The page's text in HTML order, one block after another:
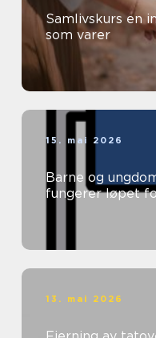
Samlivskurs en investering i forholdet
som varer
15. mai 2026
Barne og
fungerer løpet
13. mai 2026